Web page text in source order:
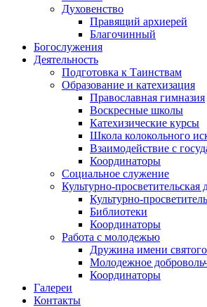
Духовенство
Правящий архиерей
Благочинный
Богослужения
Деятельность
Подготовка к Таинствам
Образование и катехизация
Православная гимназия
Воскресные школы
Катехизические курсы
Школа колокольного
Взаимодействие с
Координаторы
Социальное служение
Культурно-просветительская
Культурно-
Библиотеки
Координаторы
Работа с молодежью
Дружина имени
Молодежное
Координаторы
Галереи
Контакты